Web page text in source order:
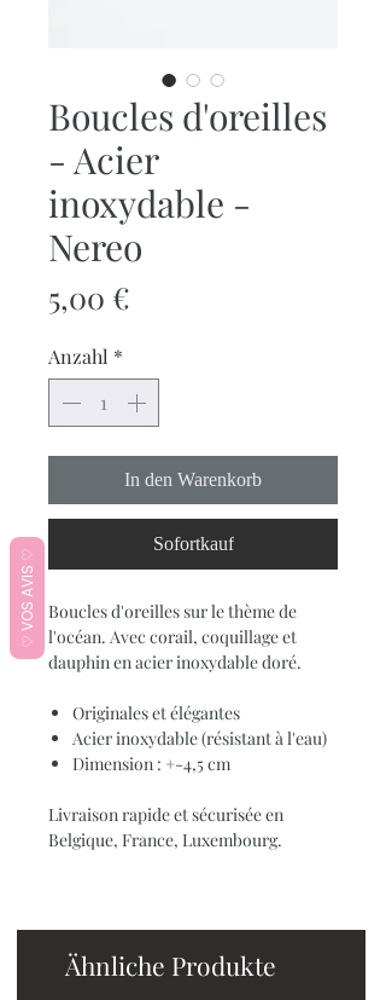
Boucles d'oreilles
- Acier
inoxydable -
Nereo
5,00 €
Anzahl *
In den Warenkorb
Sofortkauf
Boucles d'oreilles sur le thème de
l'océan. Avec corail, coquillage et
dauphin en acier inoxydable doré.
Originales et élégantes
Acier inoxydable (résistant à l'eau)
Dimension : +-4,5 cm
Livraison rapide et sécurisée en
Belgique, France, Luxembourg.
Ähnliche Produkte
♡ VOS AVIS ♡